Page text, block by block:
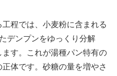
程では、小麦粉に含まれる
デンプンをゆっくり分解
す。これが湯種パン特有の
正体です。砂糖の量を増やさ